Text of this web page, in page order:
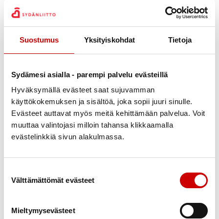
Suostumus Yksityiskohdat Tietoja
Sydämesi asialla - parempi palvelu evästeillä
Hyväksymällä evästeet saat sujuvamman
käyttökokemuksen ja sisältöä, joka sopii juuri sinulle.
Evästeet auttavat myös meitä kehittämään palvelua. Voit
muuttaa valintojasi milloin tahansa klikkaamalla
evästelinkkiä sivun alakulmassa.
Välttämättömät evästeet
Mieltymysevästeet
1,5 dl keitettyä kuitupitoista gluteenitonta pastaa
2 dl gluteenitonta kaurapuuroa
2 viipaletta runsaskuituista gluteenitonta leipää
1 rkl gluteenitonta kauralesettä
6 annosta kasviksia, hedelmiä ja marjoja
– 1 dl marjoja
– 1,5 dl salaattia
– 1 tomaatti
– 1 dl pakastekasvissekoitusta
– 1 appelsiini
Lue myösVinkkejä kuidun saannin lisäämiseksi.